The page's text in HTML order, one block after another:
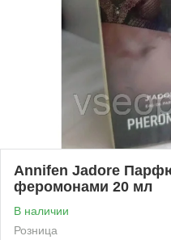
Annifen Jadore
феромонами 20 мл
В наличии
Розница